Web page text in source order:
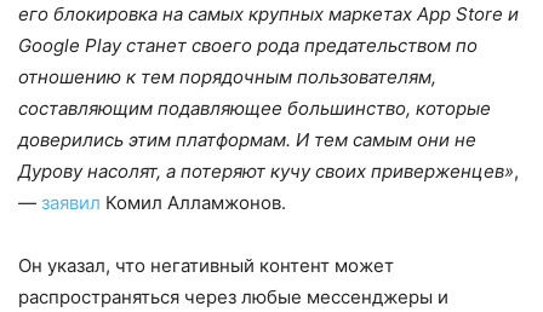
его блокировка на самых крупных маркетах App Store и
Google Play станет своего рода предательством по
отношению к тем порядочным пользователям,
составляющим подавляющее большинство, которые
доверились этим платформам. И тем самым они не
Дурову насолят, а потеряют кучу своих приверженцев»,
— заявил Комил Алламжонов.
Он указал, что негативный контент может
распространяться через любые мессенджеры и